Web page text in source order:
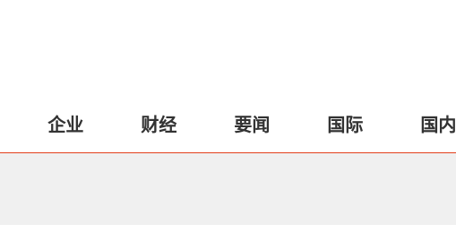
企业 财经 要闻 国际 国内